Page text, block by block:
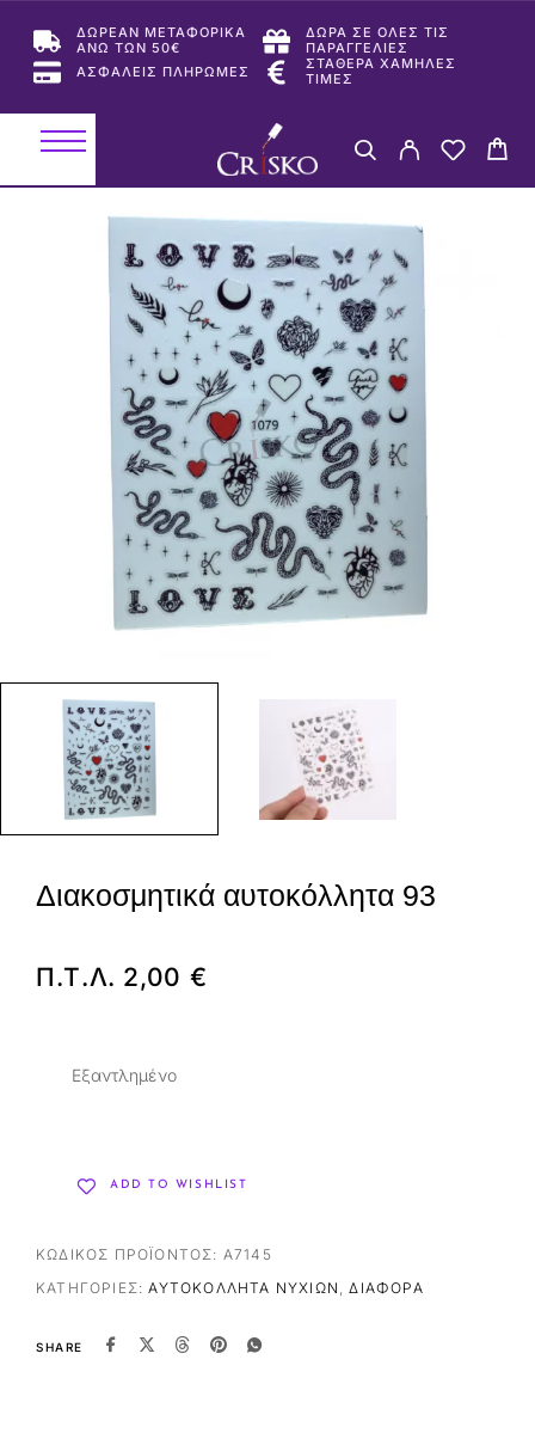
ΔΩΡΕΑΝ ΜΕΤΑΦΟΡΙΚΑ
ΑΝΩ ΤΩΝ 50€
ΔΩΡΑ ΣΕ ΟΛΕΣ ΤΙΣ
ΠΑΡΑΓΓΕΛΙΕΣ
ΑΣΦΑΛΕΙΣ ΠΛΗΡΩΜΕΣ
ΣΤΑΘΕΡΑ ΧΑΜΗΛΕΣ
ΤΙΜΕΣ
Διακοσμητικά αυτοκόλλητα 93
Π.Τ.Λ. 2,00 €
Εξαντλημένο
ADD TO WISHLIST
ΚΩΔΙΚΌΣ ΠΡΟΪΌΝΤΟΣ: A7145
ΚΑΤΗΓΟΡΊΕΣ:ΑΥΤΟΚΌΛΛΗΤΑ ΝΥΧΙΏΝ ,ΔΙΆΦΟΡΑ
SHARE